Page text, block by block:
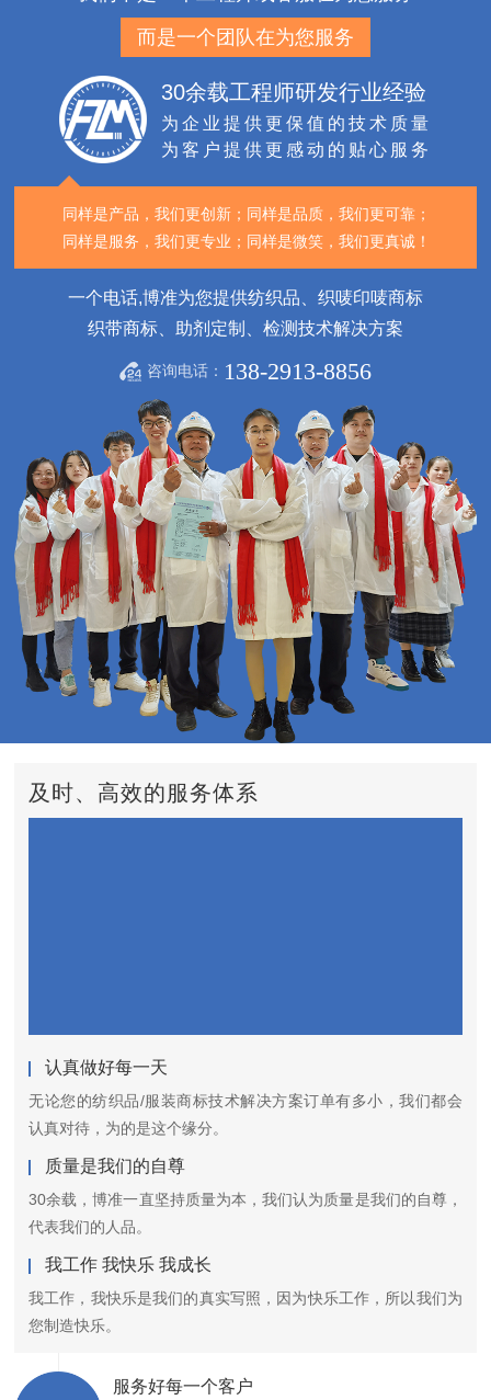
而是一个团队在为您服务
30余载工程师研发行业经验
为企业提供更保值的技术质量
为客户提供更感动的贴心服务
同样是产品，我们更创新； 同样是品质，我们更可靠；
同样是服务，我们更专业； 同样是微笑，我们更真诚！
一个电话,博准为您提供纺织品、织唛印唛商标
织带商标、助剂定制、检测技术解决方案
咨询电话： 138-2913-8856
及时、高效的服务体系
认真做好每一天
无论您的纺织品/服装商标技术解决方案订单有多小，我们都会
认真对待，为的是这个缘分。
质量是我们的自尊
30余载，博准一直坚持质量为本，我们认为质量是我们的自尊，
代表我们的人品。
我工作 我快乐 我成长
我工作，我快乐是我们的真实写照，因为快乐工作，所以我们为
您制造快乐。
服务好每一个客户